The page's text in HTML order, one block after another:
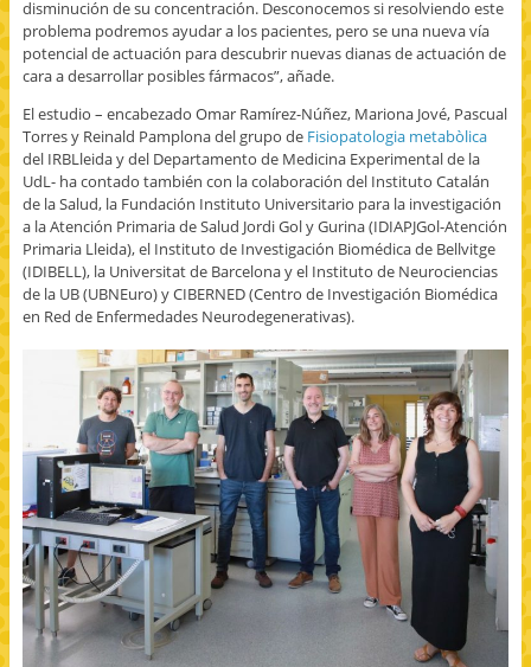
n
n
u
e
v
n
n
u
e
v
)
S
a
b
r
e
n
u
n
v
e
n
t
a
n
a
n
u
e
a
disminución de su concentración. Desconocemos si resolviendo este
problema podremos ayudar a los pacientes, pero se una nueva vía
potencial de actuación para descubrir nuevas dianas de actuación de
cara a desarrollar posibles fármacos”, añade.
El estudio – encabezado Omar Ramírez-Núñez, Mariona Jové, Pascual
Torres y Reinald Pamplona del grupo de Fisiopatologia metabòlica
del IRBLleida y del Departamento de Medicina Experimental de la
UdL- ha contado también con la colaboración del Instituto Catalán
de la Salud, la Fundación Instituto Universitario para la investigación
a la Atención Primaria de Salud Jordi Gol y Gurina (IDIAPJGol-Atención
Primaria Lleida), el Instituto de Investigación Biomédica de Bellvitge
(IDIBELL), la Universitat de Barcelona y el Instituto de Neurociencias
de la UB (UBNEuro) y CIBERNED (Centro de Investigación Biomédica
en Red de Enfermedades Neurodegenerativas).